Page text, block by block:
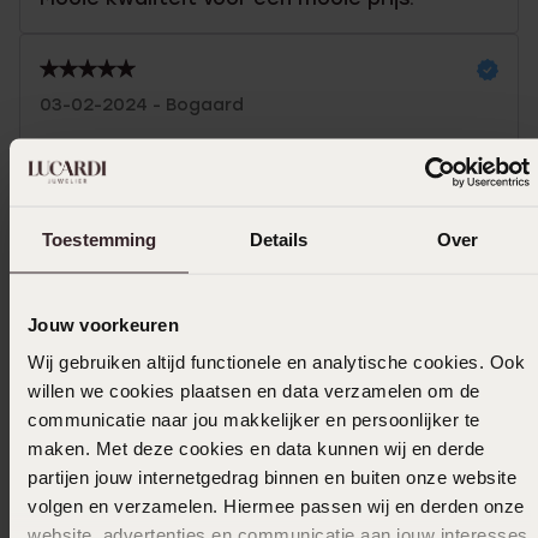
Toestemming Details Over
Jouw voorkeuren
Wij gebruiken altijd functionele en analytische cookies. Ook
willen we cookies plaatsen en data verzamelen om de
communicatie naar jou makkelijker en persoonlijker te
maken. Met deze cookies en data kunnen wij en derde
partijen jouw internetgedrag binnen en buiten onze website
volgen en verzamelen. Hiermee passen wij en derden onze
03-02-2024 - Bogaard
In winkelmandje
Ook leuk voor jou